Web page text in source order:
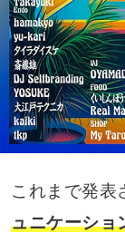
これまで発表
ュニケーショ